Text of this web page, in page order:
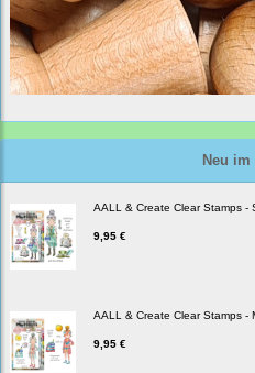
Neu im
AALL & Create Clear Stamps -
9,95 €
AALL & Create Clear Stamps -
9,95 €